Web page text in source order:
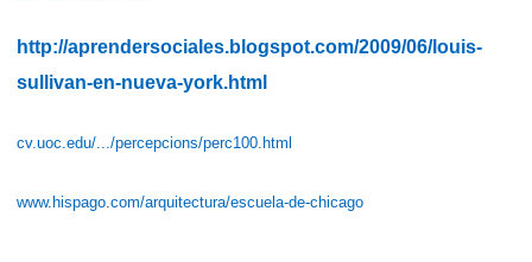
http://aprendersociales.blogspot.com/2009/06/louis-
sullivan-en-nueva-york.html
cv.uoc.edu/.../percepcions/perc100.html
www.hispago.com/arquitectura/escuela-de-chicago